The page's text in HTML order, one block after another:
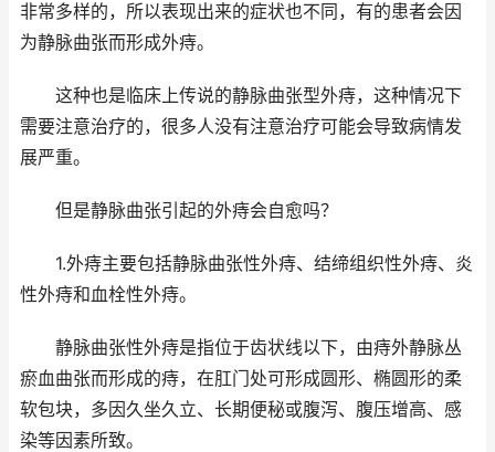
非常多样的，所以表现出来的症状也不同，有的患者会因
为静脉曲张而形成外痔。
这种也是临床上传说的静脉曲张型外痔，这种情况下
需要注意治疗的，很多人没有注意治疗可能会导致病情发
展严重。
但是静脉曲张引起的外痔会自愈吗？
1.外痔主要包括静脉曲张性外痔、结缔组织性外痔、炎
性外痔和血栓性外痔。
静脉曲张性外痔是指位于齿状线以下，由痔外静脉丛
瘀血曲张而形成的痔，在肛门处可形成圆形、椭圆形的柔
软包块，多因久坐久立、长期便秘或腹泻、腹压增高、感
染等因素所致。